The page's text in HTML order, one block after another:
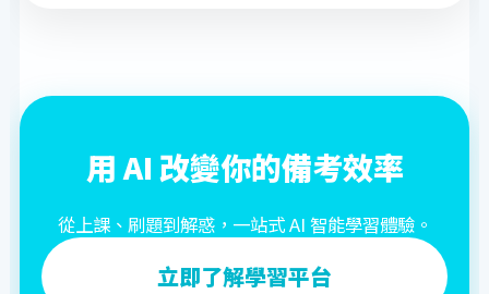
用 AI 改變你的備考效率
從上課、刷題到解惑，一站式 AI 智能學習體驗。
立即了解學習平台